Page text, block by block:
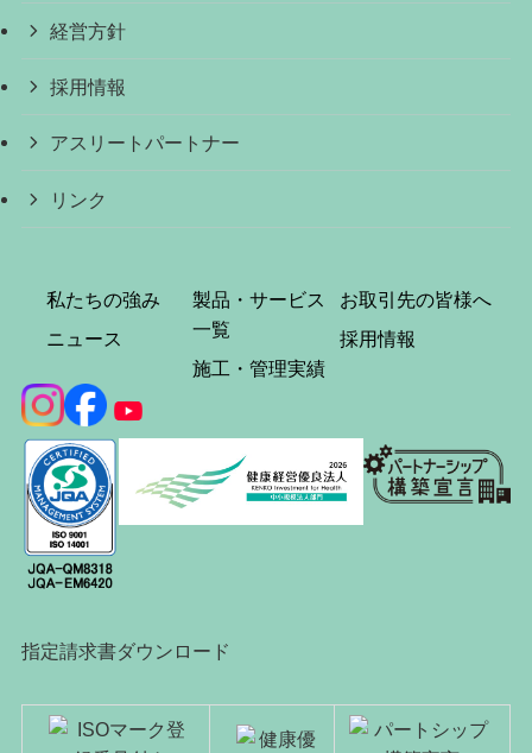
経営方針
採用情報
アスリートパートナー
リンク
私たちの強み
ニュース
製品・サービス
一覧
施工・管理実績
お取引先の皆様へ
採用情報
指定請求書ダウンロード